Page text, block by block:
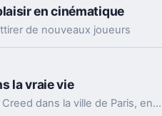
en cinématique
de nouveaux joueurs
la vraie vie
Du parkour en mode Assassin's Creed dans la ville de Paris, en vidéo.